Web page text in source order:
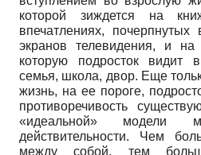
которой зиждется на
впечатлениях,
экранов телевидения, и
которую подросток видит
семья, школа, двор. Еще
жизнь, на ее пороге,
противоречивость
«идеальной» модели
действительности. Чем
между собой, тем